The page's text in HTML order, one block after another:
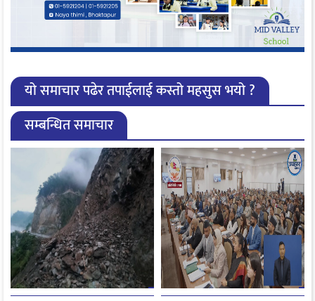
यो समाचार पढेर तपाईलाई कस्तो महसुस भयो ?
सम्बन्धित समाचार